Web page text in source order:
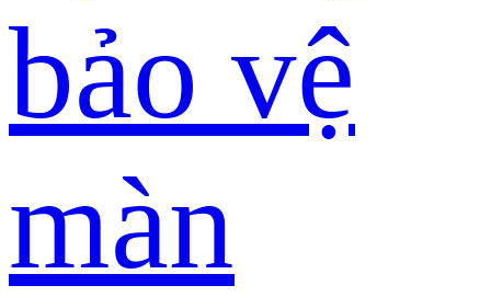
bảo vệ
màn